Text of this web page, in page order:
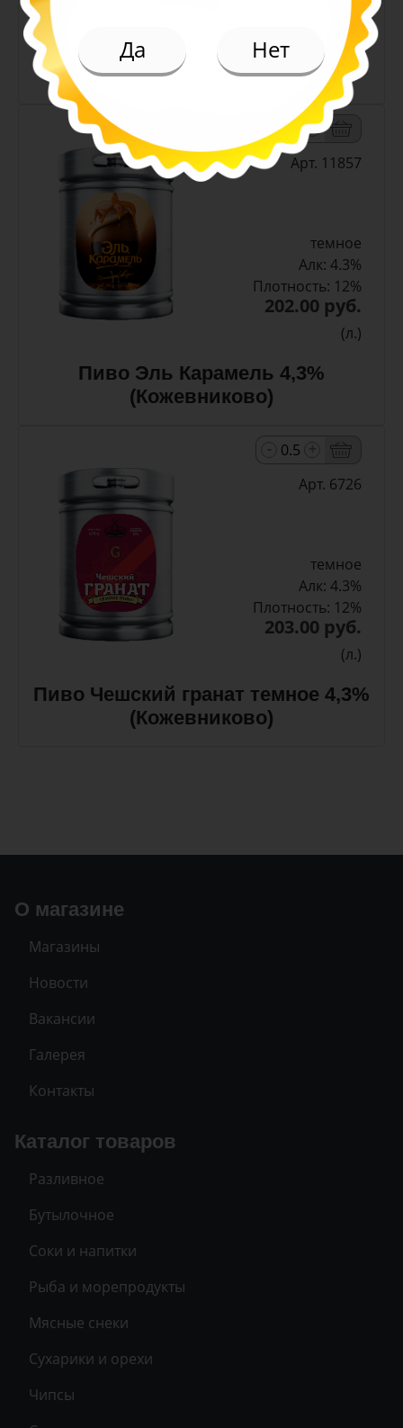
(л.)
Пиво Снежный Эль белое н/ф
4,5% (Кожевниково)
+
Арт. 11857
темное
Алк: 4.3%
Плотность: 12%
202.00 руб.
(л.)
Пиво Эль Карамель 4,3%
(Кожевниково)
Арт. 6726
темное
Алк: 4.3%
Плотность: 12%
203.00 руб.
(л.)
Пиво Чешский гранат темное 4,3%
(Кожевниково)
О магазине
Магазины
Новости
Вакансии
Галерея
Контакты
Каталог товаров
Разливное
Бутылочное
Соки и напитки
Рыба и морепродукты
Мясные снеки
Сухарики и орехи
Чипсы
Да Нет